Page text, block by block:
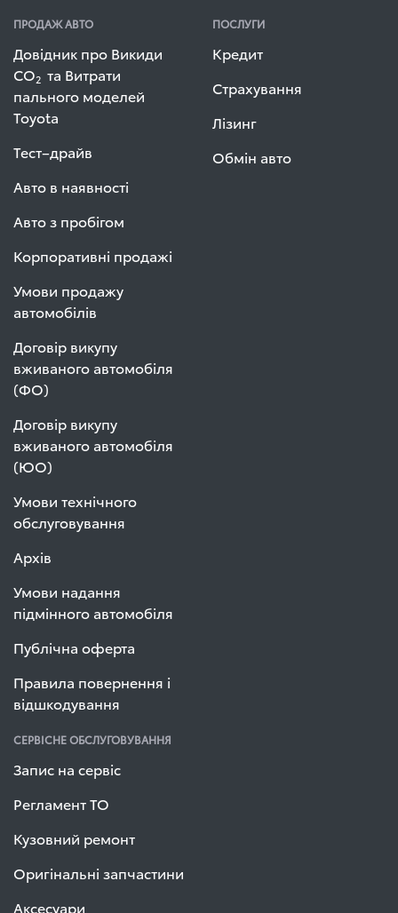
ПРОДАЖ АВТО
Довідник про Викиди
СО2 та Витрати
пального моделей
Toyota
Тест–драйв
Авто в наявності
Авто з пробігом
Корпоративні продажі
Умови продажу
автомобілів
Договір викупу
вживаного автомобіля
(ФО)
Договір викупу
вживаного автомобіля
(ЮО)
Умови технічного
обслуговування
Архів
Умови надання
підмінного автомобіля
Публічна оферта
Правила повернення і
відшкодування
ПОСЛУГИ
Кредит
Страхування
Лізинг
Обмін авто
СЕРВІСНЕ ОБСЛУГОВУВАННЯ
Запис на сервіс
Регламент ТО
Кузовний ремонт
Оригінальні запчастини
Аксесуари